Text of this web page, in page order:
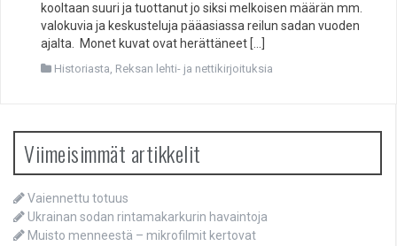
kooltaan suuri ja tuottanut jo siksi melkoisen määrän mm.
valokuvia ja keskusteluja pääasiassa reilun sadan vuoden
ajalta. Monet kuvat ovat herättäneet […]
Historiasta, Reksan lehti- ja nettikirjoituksia
Viimeisimmät artikkelit
Vaiennettu totuus
Ukrainan sodan rintamakarkurin havaintoja
Muisto menneestä – mikrofilmit kertovat